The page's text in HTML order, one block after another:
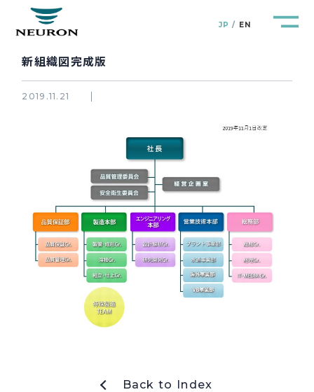
JP EN
Pipeline Resilience Lab.
Company
製品＆サービス Products&Service
研究開発 R&D
News&Topics
新組織図完成版
2019.11.21
Back to Index